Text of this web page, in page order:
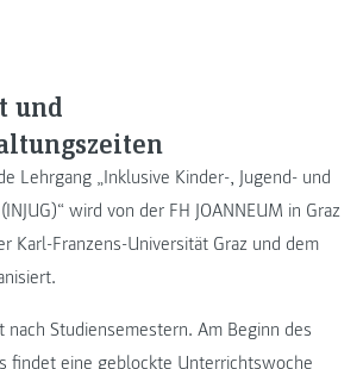
und
Lehrgang „Inklusive Kinder-, Jugend- und
wird von der FH JOANNEUM in Graz
Karl-Franzens-Universität Graz und dem
Studiensemestern. Am Beginn des
findet eine geblockte Unterrichtswoche